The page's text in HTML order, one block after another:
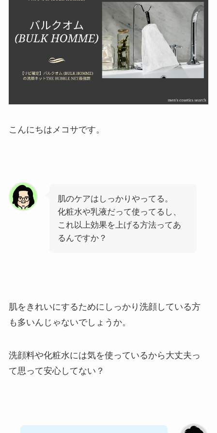
こんにちはメコサです。
肌のケアはしっかりやってる。
化粧水や乳液だって使ってるし、
これ以上効果を上げる方法ってあ
るんですか？
肌をきれいにするためにしっかり洗顔している方
も多いんじゃないでしょうか。
洗顔料や化粧水には気を使っているから大丈夫っ
て思って安心してない？